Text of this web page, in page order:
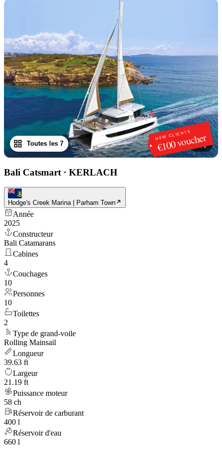
NEW CLIENTS
€100 voucher
1 /7
Toutes les 7
Bali Catsmart · KERLACH
Hodge's Creek Marina | Parham Town
Année
2025
Constructeur
Bali Catamarans
Cabines
4
Couchages
10
Personnes
10
Toilettes
2
Type de grand-voile
Rolling Mainsail
Longueur
39.63 ft
Largeur
21.19 ft
Puissance moteur
58 ch
Réservoir de carburant
400 l
Réservoir d'eau
660 l